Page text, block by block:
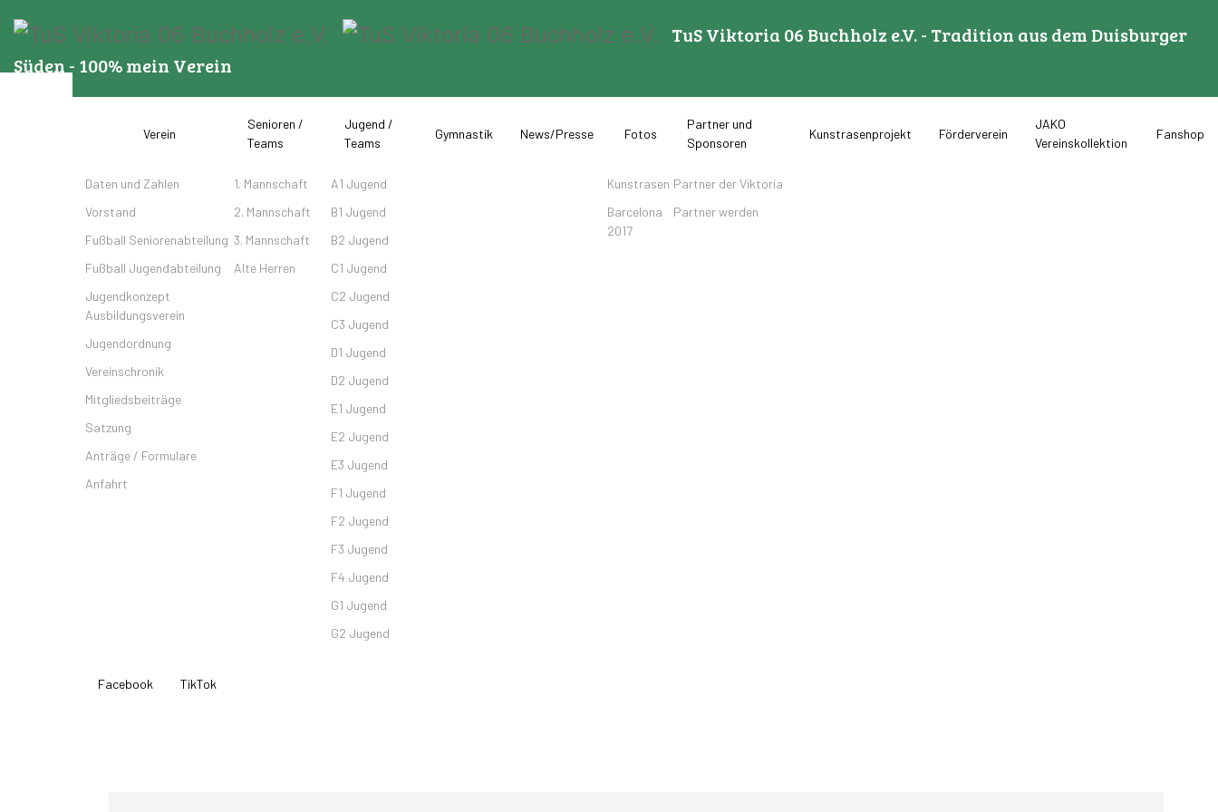
TuS Viktoria 06 Buchholz e.V. - Tradition aus dem Duisburger
Süden - 100% mein Verein
Verein
Daten und Zahlen
Vorstand
Fußball Seniorenabteilung
Fußball Jugendabteilung
Jugendkonzept
Ausbildungsverein
Jugendordnung
Vereinschronik
Mitgliedsbeiträge
Satzung
Anträge / Formulare
Anfahrt
Senioren /
Teams
1. Mannschaft
2. Mannschaft
3. Mannschaft
Alte Herren
Jugend /
Teams
A1 Jugend
B1 Jugend
B2 Jugend
C1 Jugend
C2 Jugend
C3 Jugend
D1 Jugend
D2 Jugend
E1 Jugend
E2 Jugend
E3 Jugend
F1 Jugend
F2 Jugend
F3 Jugend
F4 Jugend
G1 Jugend
G2 Jugend
Gymnastik News/Presse Fotos
Kunstrasen
Barcelona
2017
Partner und
Sponsoren
Partner der Viktoria
Partner werden
Kunstrasenprojekt Förderverein
JAKO
Vereinskollektion
Fanshop
Facebook TikTok